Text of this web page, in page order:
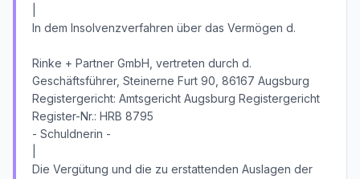
In dem Insolvenzverfahren über das Vermögen d.
Rinke + Partner GmbH, vertreten durch d.
Geschäftsführer, Steinerne Furt 90, 86167 Augsburg
Registergericht: Amtsgericht Augsburg Registergericht
Register-Nr.: HRB 8795
- Schuldnerin -
Die Vergütung und die zu erstattenden Auslagen der